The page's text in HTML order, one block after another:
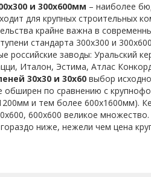
и 300х600мм – наиболее
для крупных строительных
крайне важна в
стандарта 300х300 и
российские заводы: Уральский
Италон, Эстима, Атлас
30х30 и 30х60 выбор
обширен по сравнению с
и тем более 600х1600мм).
600х600 великое
ниже, нежели чем цена